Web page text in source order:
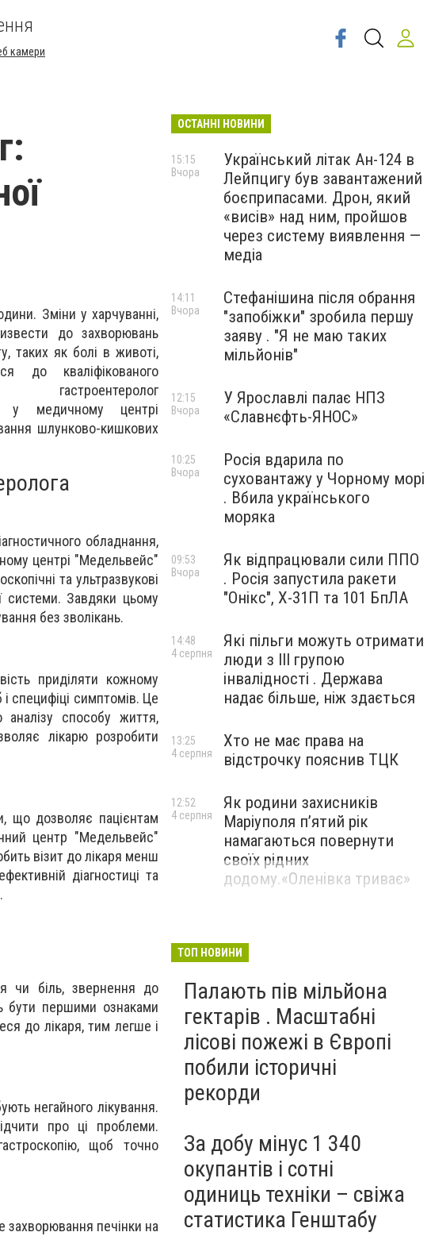
камери
Зміни у харчуванні,
до захворювань
таких як болі в животі,
до кваліфікованого
у медичному центрі
шлунково-кишкових
обладнання,
центрі "Медельвейс"
та ультразвукові
системи. Завдяки цьому
без зволікань.
приділяти кожному
специфіці симптомів. Це
способу життя,
лікарю розробити
що дозволяє пацієнтам
центр "Медельвейс"
візит до лікаря менш
діагностиці та
чи біль, звернення до
бути першими ознаками
до лікаря, тим легше і
негайного лікування.
про ці проблеми.
щоб точно
захворювання печінки на
ОСТАННІ НОВИНИ
Український літак Ан-124 в
Лейпцигу був завантажений
боєприпасами. Дрон, який
«висів» над ним, пройшов
через систему виявлення —
медіа
15:15
Вчора
Стефанішина після обрання
"запобіжки" зробила першу
заяву . "Я не маю таких
мільйонів"
14:11
Вчора
У Ярославлі палає НПЗ
«Славнєфть-ЯНОС»
12:15
Вчора
Росія вдарила по
суховантажу у Чорному морі
. Вбила українського
моряка
10:25
Вчора
Як відпрацювали сили ППО
. Росія запустила ракети
"Онікс", Х-31П та 101 БпЛА
09:53
Вчора
Які пільги можуть отримати
люди з III групою
інвалідності . Держава
надає більше, ніж здається
14:48
4 серпня
Хто не має права на
відстрочку пояснив ТЦК
13:25
4 серпня
Як родини захисників
Маріуполя пʼятий рік
намагаються повернути
своїх рідних
додому.«Оленівка триває»
12:52
4 серпня
ТОП НОВИНИ
Палають пів мільйона
гектарів . Масштабні
лісові пожежі в Європі
побили історичні
рекорди
За добу мінус 1 340
окупантів і сотні
одиниць техніки – свіжа
статистика Генштабу